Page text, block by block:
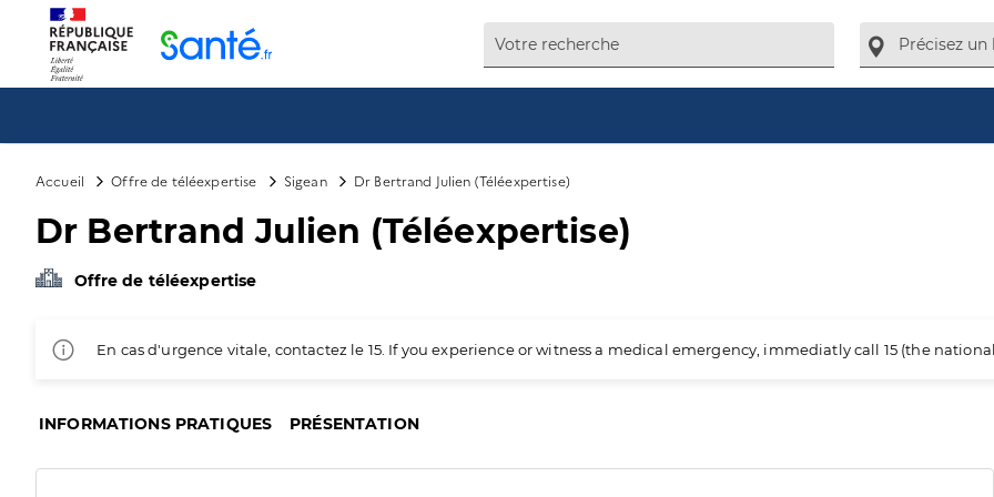
Accueil Offre de téléexpertise Sigean Dr Bertrand Julien (Téléexpertise)
Dr Bertrand Julien (Téléexpertise)
Offre de téléexpertise
En cas d'urgence vitale, contactez le 15. If you experience or witness a medical emergency, immediatly call 15 (the
INFORMATIONS PRATIQUES PRÉSENTATION
Panneau de gestion des cookies